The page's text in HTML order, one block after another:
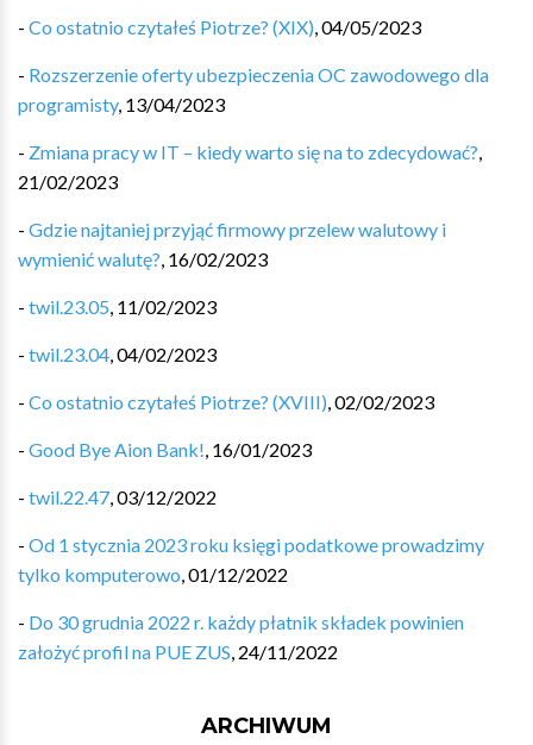
- Co ostatnio czytałeś Piotrze? (XIX),04/05/2023
- Rozszerzenie oferty ubezpieczenia OC zawodowego dla
programisty, 13/04/2023
- Zmiana pracy w IT – kiedy warto się na to zdecydować?,
21/02/2023
- Gdzie najtaniej przyjąć firmowy przelew walutowy i
wymienić walutę?, 16/02/2023
- twil.23.05, 11/02/2023
- twil.23.04,04/02/2023
- Co ostatnio czytałeś Piotrze? (XVIII),02/02/2023
- Good Bye Aion Bank!, 16/01/2023
- twil.22.47,03/12/2022
- Od 1 stycznia 2023 roku księgi podatkowe prowadzimy
tylko komputerowo,01/12/2022
- Do 30 grudnia 2022 r. każdy płatnik składek powinien
założyć profil na PUE ZUS, 24/11/2022
ARCHIWUM